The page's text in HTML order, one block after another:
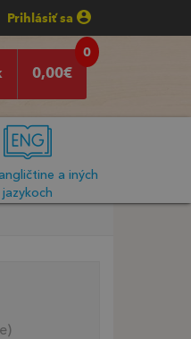
Prihlásiť sa
0
0,00€
a iných
jazykoch